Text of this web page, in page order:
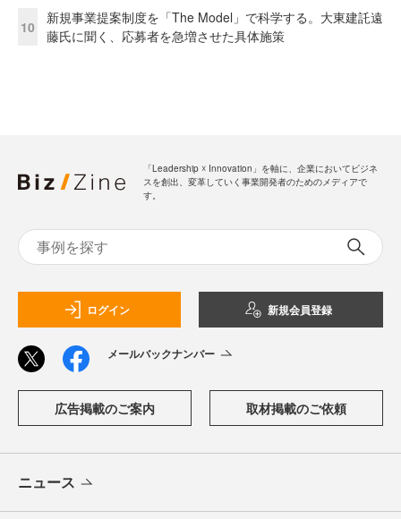
10
新規事業提案制度を「The Model」で科学する。大東建託遠
藤氏に聞く、応募者を急増させた具体施策
「Leadership ☓ Innovation」を軸に、企業においてビジネ
スを創出、変革していく事業開発者のためのメディアで
す。
ログイン 新規会員登録
メールバックナンバー
広告掲載のご案内 取材掲載のご依頼
ニュース